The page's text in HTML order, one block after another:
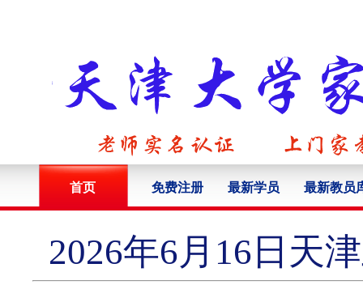
首页 免费注册 最新学员 最新教员
2026年6月16日天